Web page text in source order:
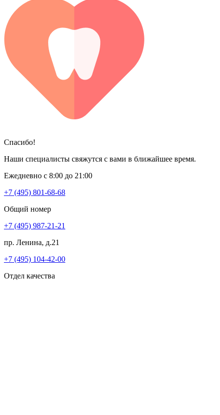
Спасибо!
Наши специалисты свяжутся с вами в ближайшее время.
Ежедневно с 8:00 до 21:00
+7 (495) 801-68-68
Общий номер
+7 (495) 987-21-21
пр. Ленина, д.21
+7 (495) 104-42-00
Отдел качества